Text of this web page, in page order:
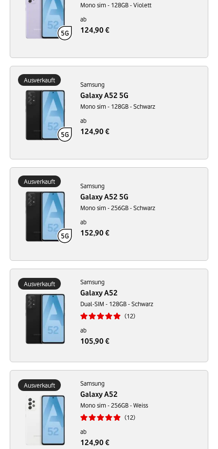
Mono sim - 128GB - Violett
ab
124,90 €
Ausverkauft
Samsung
Galaxy A52 5G
Mono sim - 128GB - Schwarz
ab
124,90 €
Ausverkauft
Samsung
Galaxy A52 5G
Mono sim - 256GB - Schwarz
ab
152,90 €
Ausverkauft Samsung
Galaxy A52
Dual-SIM - 128GB - Schwarz
12
ab
105,90 €
Ausverkauft Samsung
Galaxy A52
Mono sim - 256GB - Weiss
12
ab
124,90 €